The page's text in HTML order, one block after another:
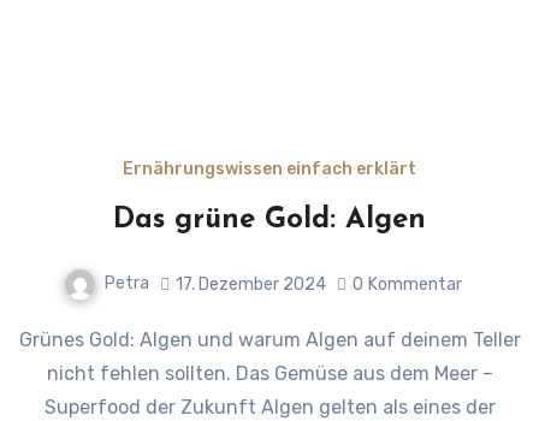
Ernährungswissen einfach erklärt
Das grüne Gold: Algen
Petra 17. Dezember 2024 0 Kommentar
Grünes Gold: Algen und warum Algen auf deinem Teller
nicht fehlen sollten. Das Gemüse aus dem Meer –
Superfood der Zukunft Algen gelten als eines der